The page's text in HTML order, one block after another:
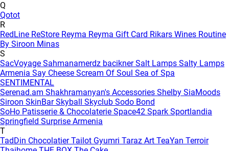
Q
Qotot
R
RedLine ReStore Reyma Reyma Gift Card Rikars Wines Routine
By Siroon Minas
S
SacVoyage Sahmanamerdz baciknerSalt Lamps Salty Lamps
Armenia Say Cheese Scream Of Soul Sea of Spa
SENTIMENTAL
Serenad.am Shakhramanyan's Accessories Shelby SiaMoods
Siroon SkinBarSkyball Skyclub Sodo Bond
SoHo Patisserie & Chocolaterie Space42 Spark Sportlandia
Springfield Surprise Armenia
T
TadDin ChocolatierTailot Gyumri Taraz Art TeaYan Terroir